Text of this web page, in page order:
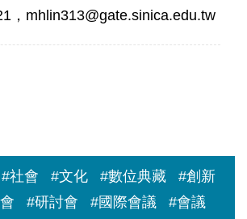
，mhlin313@gate.sinica.edu.tw
#社會 #文化 #數位典藏
#創新
#研討會 #國際會議 #會議